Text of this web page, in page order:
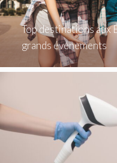
Top destinations aux
grands événements